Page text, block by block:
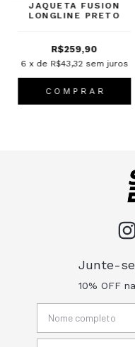
JAQUETA FUSION
LONGLINE PRETO
R$259,90
6 x de R$43,32 sem juros
C O M P R A R
Junte-
10% OFF